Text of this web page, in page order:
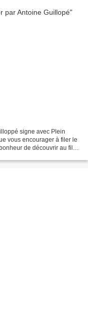
signe avec Plein
vous encourager à filer le
de découvrir au fil